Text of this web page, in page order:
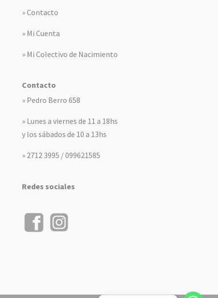
» Contacto
» Mi Cuenta
» Mi Colectivo de Nacimiento
Contacto
» Pedro Berro 658
» Lunes a viernes de 11 a 18hs
y los sábados de 10 a 13hs
» 2712 3995 / 099621585
Redes sociales